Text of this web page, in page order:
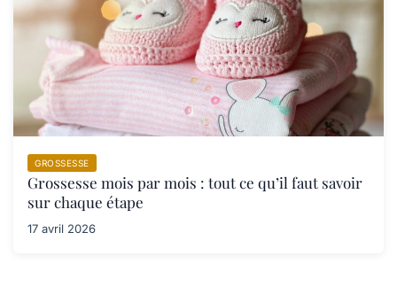
GROSSESSE
Grossesse mois par mois : tout ce qu’il faut savoir
sur chaque étape
17 avril 2026